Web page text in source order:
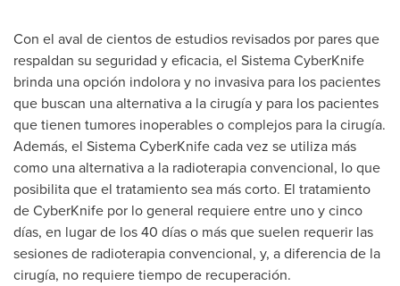
Con el aval de cientos de estudios revisados por pares que
respaldan su seguridad y eficacia, el Sistema CyberKnife
brinda una opción indolora y no invasiva para los pacientes
que buscan una alternativa a la cirugía y para los pacientes
que tienen tumores inoperables o complejos para la cirugía.
Además, el Sistema CyberKnife cada vez se utiliza más
como una alternativa a la radioterapia convencional, lo que
posibilita que el tratamiento sea más corto. El tratamiento
de CyberKnife por lo general requiere entre uno y cinco
días, en lugar de los 40 días o más que suelen requerir las
sesiones de radioterapia convencional, y, a diferencia de la
cirugía, no requiere tiempo de recuperación.